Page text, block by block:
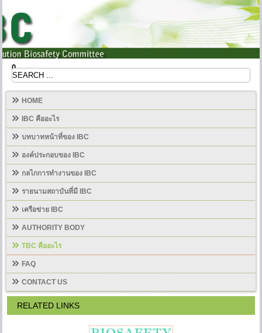
0
HOME
IBC คืออะไร
บทบาทหน้าที่ของ IBC
องค์ประกอบของ IBC
กลไกการทำงานของ IBC
รายนามสถาบันที่มี IBC
เครือข่าย IBC
AUTHORITY BODY
TBC คืออะไร
FAQ
CONTACT US
RELATED LINKS